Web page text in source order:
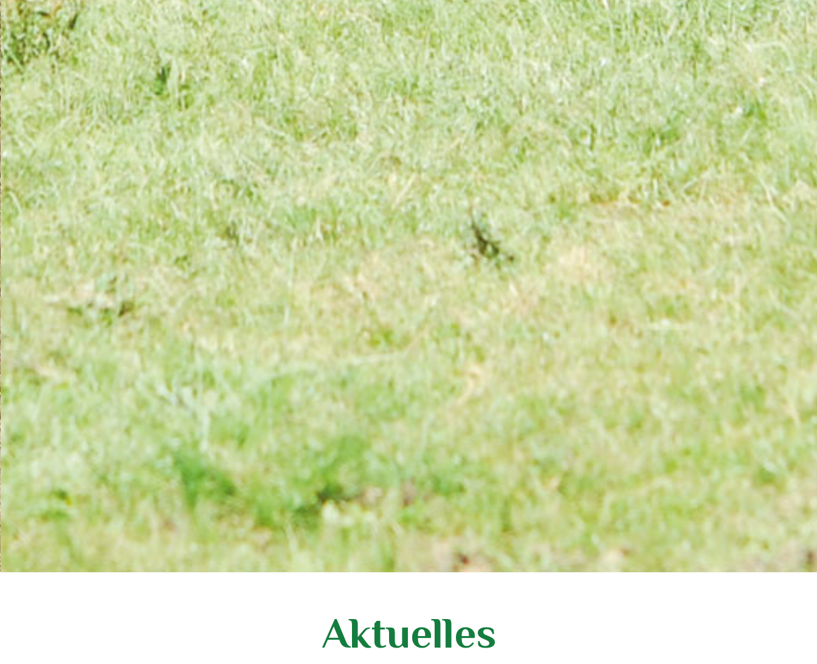
Aktuelles